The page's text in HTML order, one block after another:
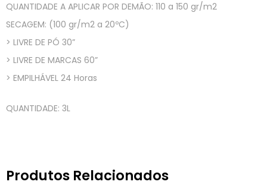
QUANTIDADE A APLICAR POR DEMÃO: 110 a 150 gr/m2
SECAGEM: (100 gr/m2 a 20ºC)
> LIVRE DE PÓ 30”
> LIVRE DE MARCAS 60”
> EMPILHÁVEL 24 Horas
QUANTIDADE: 3L
Produtos Relacionados